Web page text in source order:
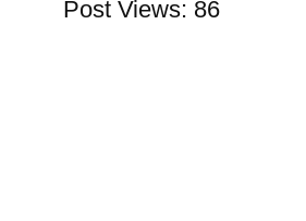
Post Views: 86